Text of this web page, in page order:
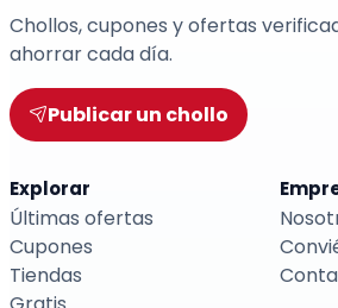
Chollos, cupones y ofertas
ahorrar cada día.
Publicar un chollo
Explorar
Últimas ofertas
Cupones
Tiendas